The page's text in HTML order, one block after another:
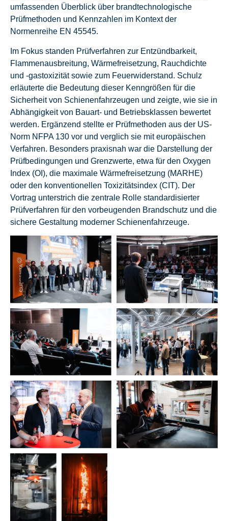
umfassenden Überblick über brandtechnologische
Prüfmethoden und Kennzahlen im Kontext der
Normenreihe EN 45545.
Im Fokus standen Prüfverfahren zur Entzündbarkeit,
Flammenausbreitung, Wärmefreisetzung, Rauchdichte
und -gastoxizität sowie zum Feuerwiderstand. Schulz
erläuterte die Bedeutung dieser Kenngrößen für die
Sicherheit von Schienenfahrzeugen und zeigte, wie sie in
Abhängigkeit von Bauart- und Betriebsklassen bewertet
werden. Ergänzend stellte er Prüfmethoden aus der US-
Norm NFPA 130 vor und verglich sie mit europäischen
Verfahren. Besonders praxisnah war die Darstellung der
Prüfbedingungen und Grenzwerte, etwa für den Oxygen
Index (OI), die maximale Wärmefreisetzung (MARHE)
oder den konventionellen Toxizitätsindex (CIT). Der
Vortrag unterstrich die zentrale Rolle standardisierter
Prüfverfahren für den vorbeugenden Brandschutz und die
sichere Gestaltung moderner Schienenfahrzeuge.